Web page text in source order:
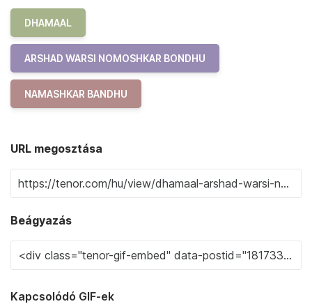
DHAMAAL
ARSHAD WARSI NOMOSHKAR BONDHU
NAMASHKAR BANDHU
URL megosztása
Beágyazás
Kapcsolódó GIF-ek